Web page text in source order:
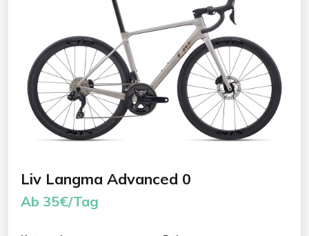
Liv Langma Advanced 0
Ab 35€/Tag